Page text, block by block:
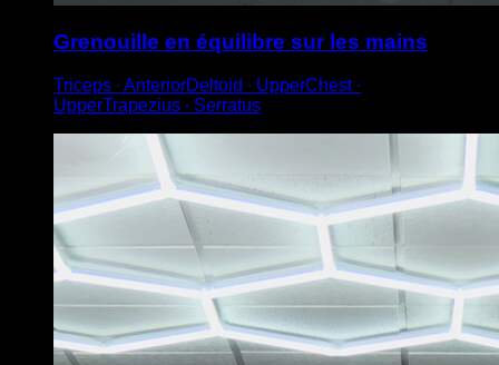
Grenouille en équilibre sur les mains
Triceps ∙ AnteriorDeltoid ∙ UpperChest ∙
UpperTrapezius ∙ Serratus